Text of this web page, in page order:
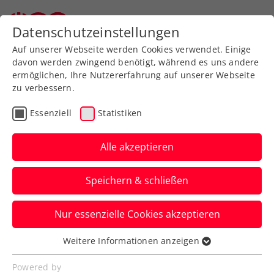
Zurück zur Newsübersicht
Turniere
Red Bull BassLine:
Titelverteidiger Zverev
führt Line-up an
Deutschlands Nummer eins tritt erneut
beim Tiebreak-Turnier im Vorfeld der
Erste Bank Open in Wien an.
Verfasst von: Presseaussendung / Redaktion, 07.10.2024
Datenschutzeinstellungen
Auf unserer Webseite werden Cookies verwendet. Einige
davon werden zwingend benötigt, während es uns andere
ermöglichen, Ihre Nutzererfahrung auf unserer Webseite
zu verbessern.
Essenziell Statistiken
Alle akzeptieren
Speichern & schließen
Nur essenzielle Cookies akzeptieren
Essenziell
Essenzielle Cookies werden für grundlegende
Weitere Informationen anzeigen
Powered by